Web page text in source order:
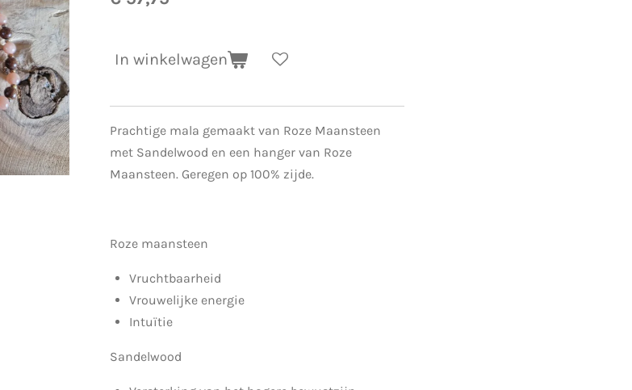
In winkelwagen
Prachtige mala gemaakt van Roze Maansteen
met Sandelwood en een hanger van Roze
Maansteen. Geregen op 100% zijde.
Roze maansteen
Vruchtbaarheid
Vrouwelijke energie
Intuïtie
Sandelwood